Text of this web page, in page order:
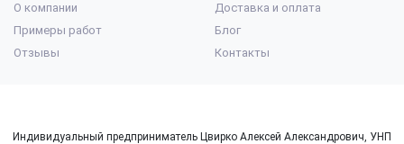
О компании
Доставка и оплата
Примеры работ
Блог
Отзывы
Контакты
Индивидуальный предприниматель Цвирко Алексей Александрович, УНП